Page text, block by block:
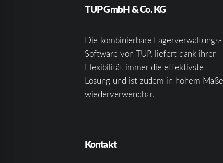
TUP GmbH & Co. KG
Die kombinierbare Lagerverwaltungs-
Software von TUP, liefert dank ihrer
Flexibilität immer die effektivste
Lösung und ist zudem in hohem Maße
wiederverwendbar.
Kontakt